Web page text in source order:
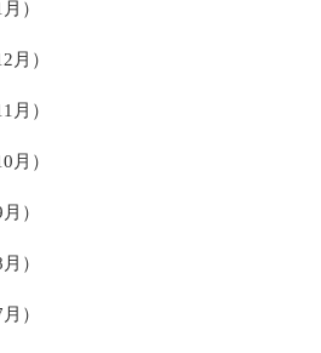
）
月）
月）
月）
）
）
）